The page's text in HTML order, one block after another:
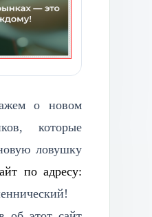
о новом
которые
ловушку
по адресу: